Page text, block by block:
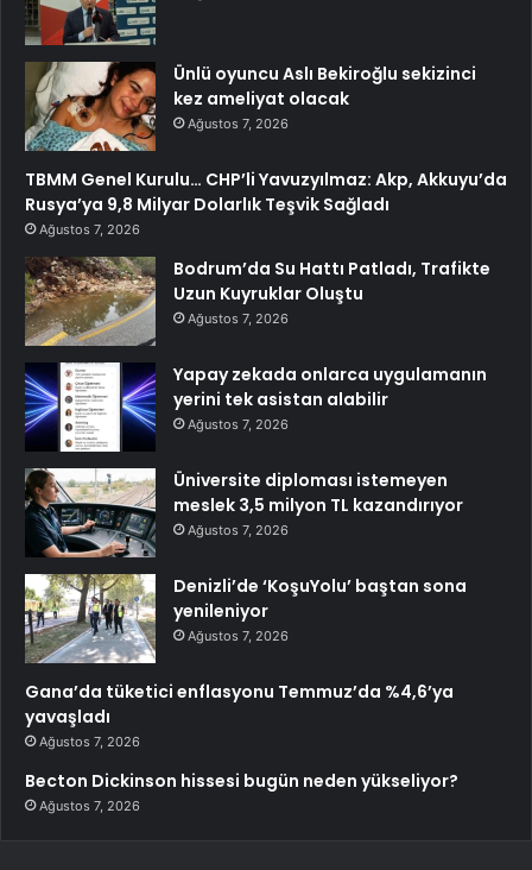
Ünlü oyuncu Aslı Bekiroğlu sekizinci
kez ameliyat olacak
Ağustos 7, 2026
TBMM Genel Kurulu… CHP’li Yavuzyılmaz: Akp, Akkuyu’da
Rusya’ya 9,8 Milyar Dolarlık Teşvik Sağladı
Ağustos 7, 2026
Bodrum’da Su Hattı Patladı, Trafikte
Uzun Kuyruklar Oluştu
Ağustos 7, 2026
Yapay zekada onlarca uygulamanın
yerini tek asistan alabilir
Ağustos 7, 2026
Üniversite diploması istemeyen
meslek 3,5 milyon TL kazandırıyor
Ağustos 7, 2026
Denizli’de ‘KoşuYolu’ baştan sona
yenileniyor
Ağustos 7, 2026
Gana’da tüketici enflasyonu Temmuz’da %4,6’ya
yavaşladı
Ağustos 7, 2026
Becton Dickinson hissesi bugün neden yükseliyor?
Ağustos 7, 2026